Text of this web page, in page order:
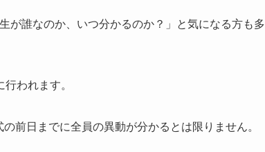
が誰なのか、いつ分かるのか？」と気になる方も多
われます。
前日までに全員の異動が分かるとは限りません。